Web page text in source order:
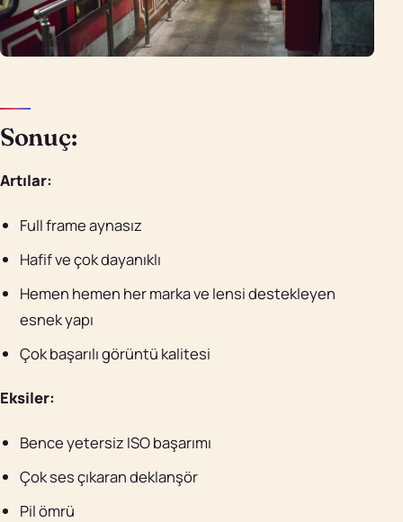
Sonuç:
Artılar:
Full frame aynasız
Hafif ve çok dayanıklı
Hemen hemen her marka ve lensi destekleyen
esnek yapı
Çok başarılı görüntü kalitesi
Eksiler:
Bence yetersiz ISO başarımı
Çok ses çıkaran deklanşör
Pil ömrü